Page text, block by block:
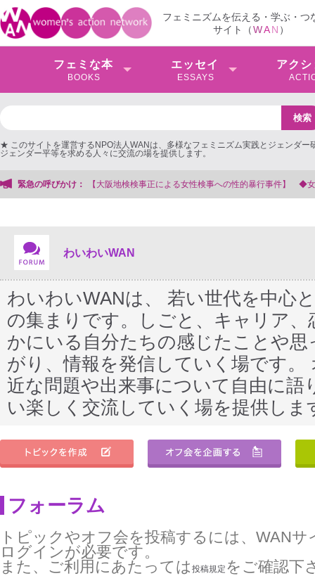
フェミニズムを伝える・学ぶ・つ
サイト（WAN ）
フェミな本
BOOKS
エッセイ
ESSAYS
アクシ
★ このサイトを運営するNPO法人WANは、多様なフェミニズム実践とジェンダー
ジェンダー平等を求める人々に交流の場を提供します。
緊急の呼びかけ：
よる女性検事への性的暴行事件】 ◆女性検事を支援する会事務局
わいわいWAN
わいわいWANは、 若い世代を中心
の集まりです。しごと、キャリア
かにいる自分たちの感じたことや
がり、情報を発信していく場です
近な問題や出来事について自由に
い楽しく交流していく場を提供しま
フォーラム
トピックやオフ会を投稿するには、WAN
ログインが必要です。
また、ご利用にあたっては 投稿規定 をご確認下